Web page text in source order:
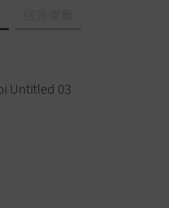
Untitled 03